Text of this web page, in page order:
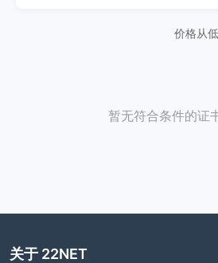
价格从
暂无符合条件的证
关于 22NET